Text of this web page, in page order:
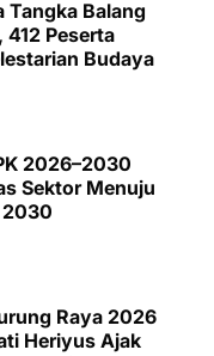
Tangka Balang
Peserta
Budaya
2026–2030
Sektor Menuju
2030
Raya 2026
Heriyus Ajak